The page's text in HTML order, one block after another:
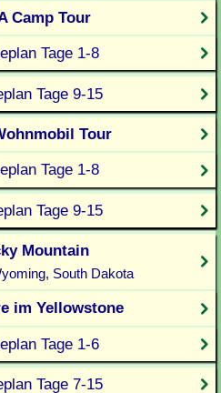
Camp Tour
Tage 1-8
Tage 9-15
Tour
Tage 1-8
Tage 9-15
Mountain
South Dakota
im Yellowstone
Tage 1-6
Tage 7-15